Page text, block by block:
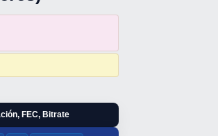
FEC, Bitrate